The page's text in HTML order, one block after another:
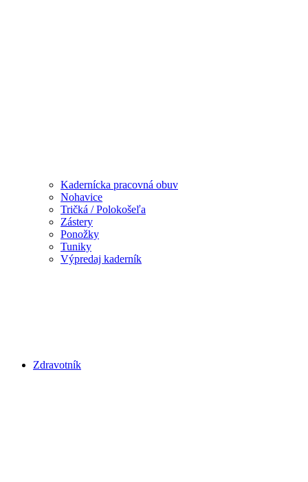
Kadernícka pracovná obuv
Nohavice
Tričká / Polokošeľa
Zástery
Ponožky
Tuniky
Výpredaj kaderník
Zdravotník